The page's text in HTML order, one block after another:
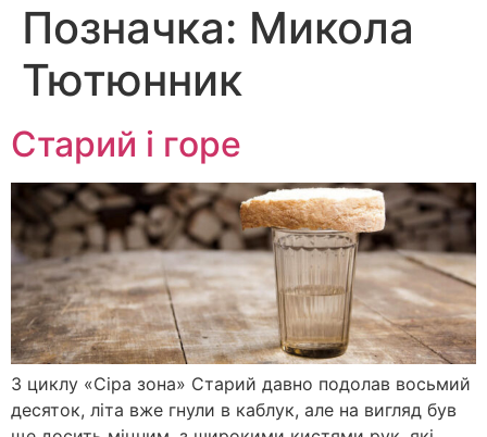
Позначка: Микола
Тютюнник
Старий і горе
З циклу «Сіра зона» Старий давно подолав восьмий
десяток, літа вже гнули в каблук, але на вигляд був